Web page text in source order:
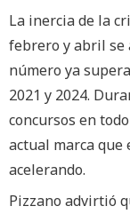
La inercia de la
febrero y abril se
número ya
2021 y 2024.
concursos en
actual marca que
acelerando.
Pizzano advirtió